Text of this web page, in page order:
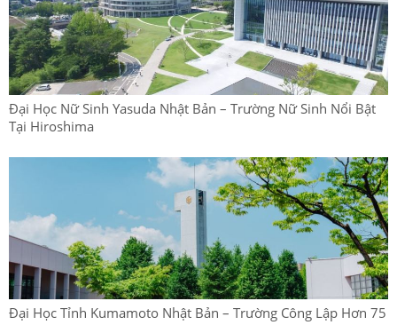
Đại Học Nữ Sinh Yasuda Nhật Bản – Trường Nữ Sinh Nổi Bật
Tại Hiroshima
Đại Học Tỉnh Kumamoto Nhật Bản – Trường Công Lập Hơn 75